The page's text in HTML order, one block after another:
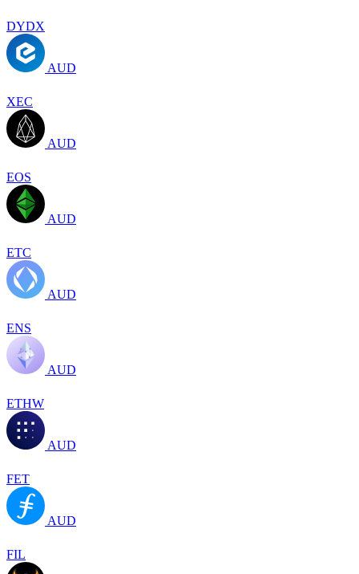
DYDX
AUD
XEC
AUD
EOS
AUD
ETC
AUD
ENS
AUD
ETHW
AUD
FET
AUD
FIL